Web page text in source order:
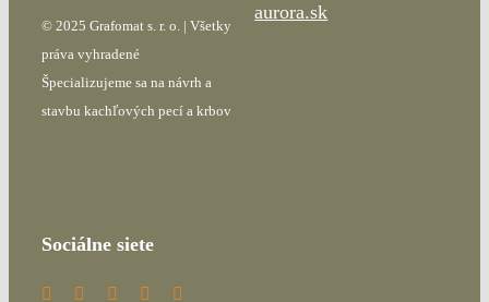
© 2025 Grafomat s. r. o. | Všetky
práva vyhradené
Špecializujeme sa na návrh a
stavbu kachľových pecí a krbov
aurora.sk
Sociálne siete